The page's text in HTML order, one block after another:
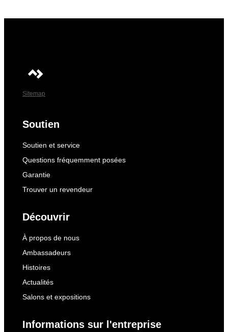
Sitemap
Soutien
Soutien et service
Questions fréquemment posées
Garantie
Trouver un revendeur
Découvrir
À propos de nous
Ambassadeurs
Histoires
Actualités
Salons et expositions
Informations sur l'entreprise